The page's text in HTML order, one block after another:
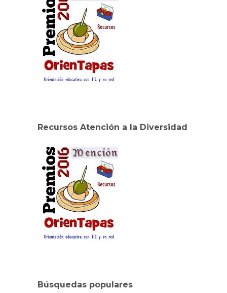
Recursos Atención a la Diversidad
Búsquedas populares